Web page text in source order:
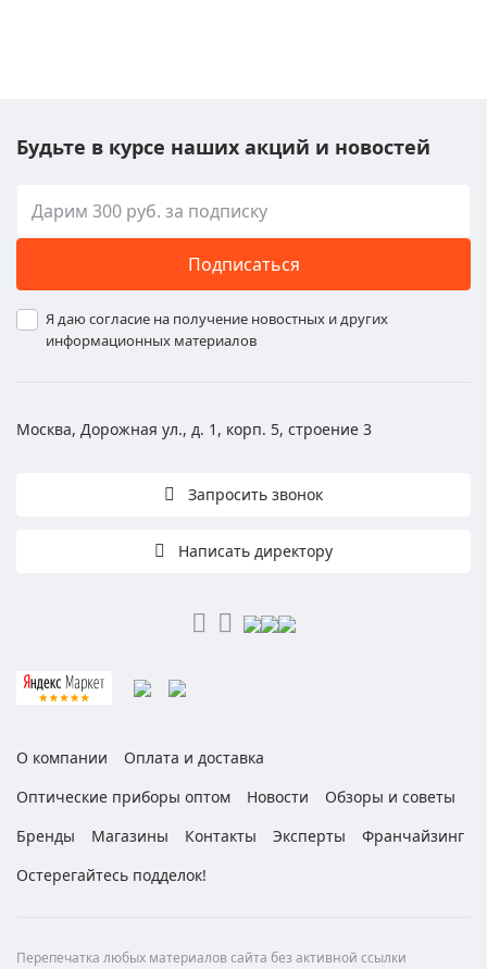
Будьте в курсе наших акций и новостей
Подписаться
Я даю согласие на получение новостных и других
информационных материалов
Москва, Дорожная ул., д. 1, корп. 5, строение 3
Запросить звонок
Написать директору
О компании
Оплата и доставка
Оптические приборы оптом
Новости
Обзоры и советы
Бренды
Магазины Контакты Эксперты
Франчайзинг
Остерегайтесь подделок!
Перепечатка любых материалов сайта без активной ссылки